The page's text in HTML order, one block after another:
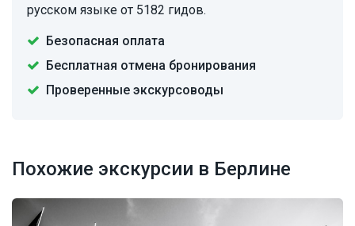
русском языке от 5182 гидов.
Безопасная оплата
Бесплатная отмена бронирования
Проверенные экскурсоводы
Похожие экскурсии в Берлине